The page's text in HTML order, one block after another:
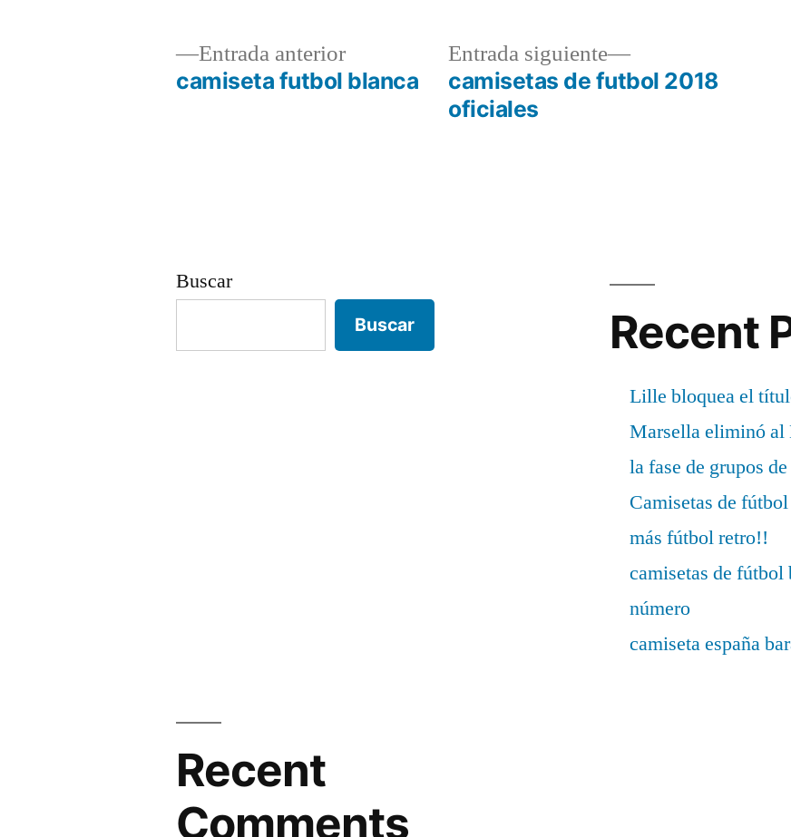
Navegación
Entrada anteriorEntrada
anterior:
camiseta futbol blanca
Entrada siguiente
Entrada
siguiente:
camisetas de futbol 2018
oficiales
Buscar
Buscar Recent
Lille bloquea el
Marsella eliminó al
la fase de grupos
Camisetas de
más fútbol retro!!
camisetas de fútbol
número
camiseta españa
Recent
Comments